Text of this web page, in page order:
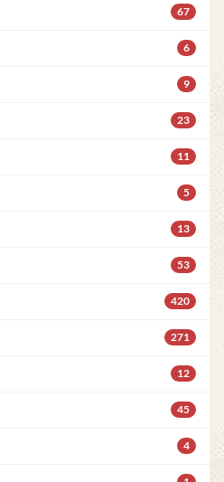
67
6
9
23
11
5
13
53
420
271
12
45
4